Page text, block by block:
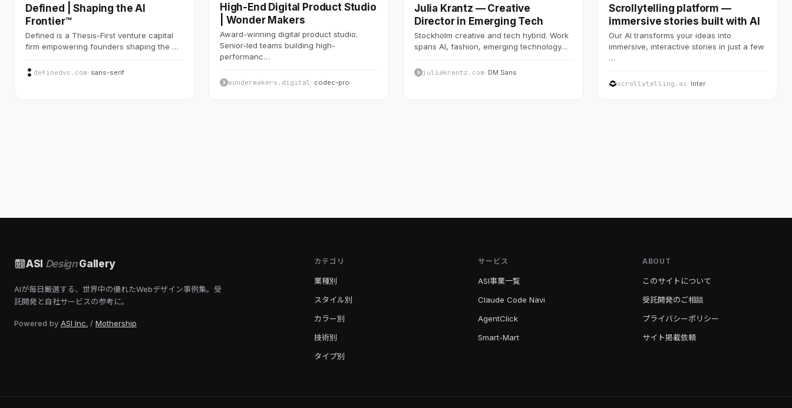
Defined | Shaping the AI
Frontier™
Defined is a Thesis-First venture capital
firm empowering founders shaping the …
definedvc.com· sans-serif
High-End Digital Product Studio
| Wonder Makers
Award-winning digital product studio.
Senior-led teams building high-
performanc…
wondermakers.digital · codec-pro
Julia Krantz — Creative
Director in Emerging Tech
Stockholm creative and tech hybrid. Work
spans AI, fashion, emerging technology…
juliakrantz.com· DM Sans
Scrollytelling platform —
immersive stories built with AI
Our AI transforms your ideas into
immersive, interactive stories in just a few
…
scrollytelling.ai · Inter
ASI DesignGallery
AIが毎日厳選する、世界中の優れたWebデザイン事例集。受
託開発と自社サービスの参考に。
Powered by ASI Inc. / Mothership
カテゴリ
業種別
スタイル別
カラー別
技術別
タイプ別
サービス
ASI事業一覧
Claude Code Navi
AgentClick
Smart-Mart
ABOUT
このサイトについて
受託開発のご相談
プライバシーポリシー
サイト掲載依頼